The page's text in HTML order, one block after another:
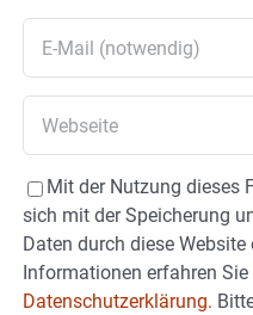
Mit der Nutzung dieses
sich mit der Speicherung
Daten durch diese
Informationen erfahren Sie
Datenschutzerklärung.